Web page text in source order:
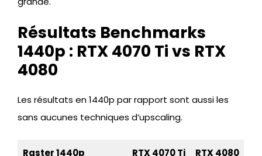
Résultats Benchmarks
1440p : RTX 4070 Ti vs RTX
4080
Les résultats en 1440p par rapport sont aussi les
sans aucunes techniques d’upscaling.
Raster 1440p RTX 4070 Ti RTX 4080